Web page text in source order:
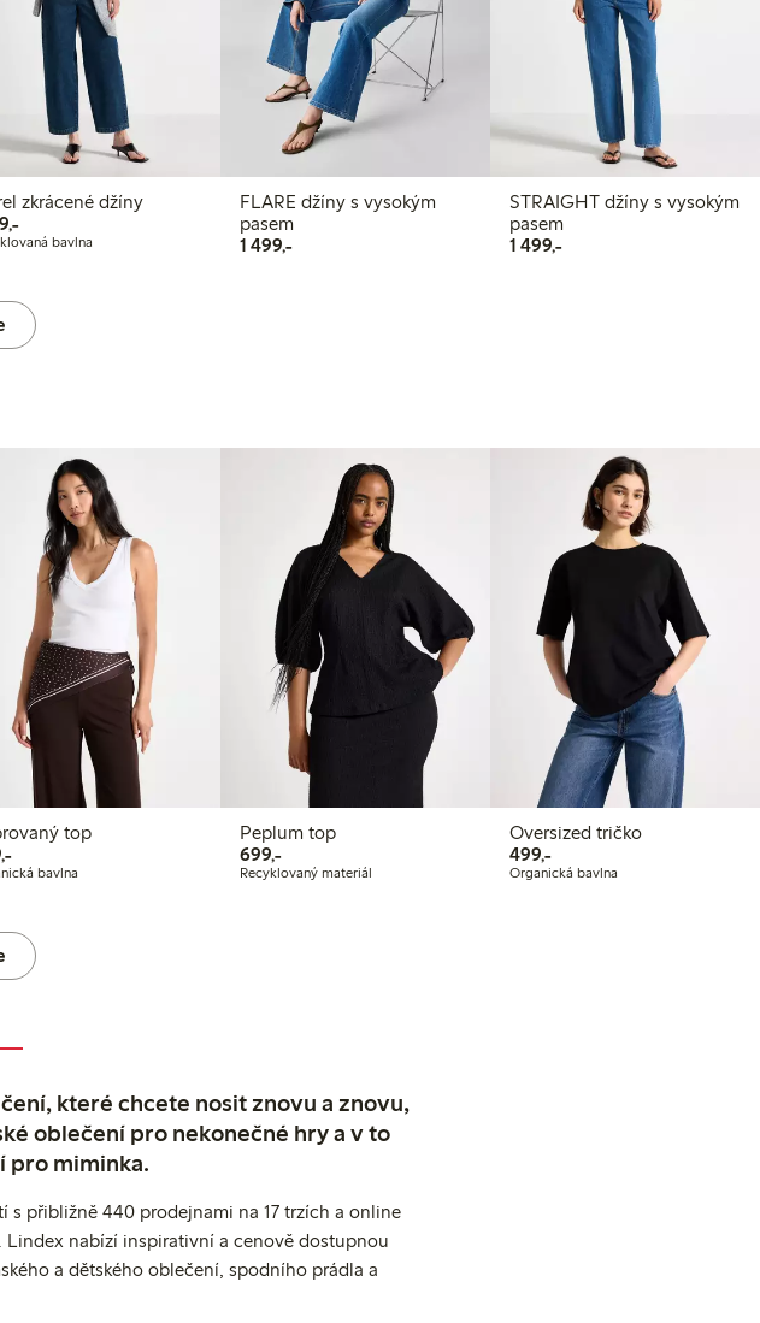
zkrácené džíny
1 199,00 Kč
bavlna
FLARE džíny s vysokým
pasem
1 499,-1 499,00 Kč
STRAIGHT džíny s vysokým
pasem
1 499,-1 499,00 Kč
top
499,00 Kč
bavlna
Peplum top
699,-699,00 Kč
Recyklovaný materiál
Oversized tričko
499,-499,00 Kč
Organická bavlna
které chcete nosit znovu a znovu,
oblečení pro nekonečné hry a v to
pro miminka.
přibližně 440 prodejnami na 17 trzích a online
nabízí inspirativní a cenově dostupnou
a dětského oblečení, spodního prádla a